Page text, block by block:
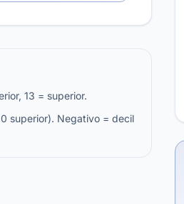
13 = superior.
superior). Negativo = decil